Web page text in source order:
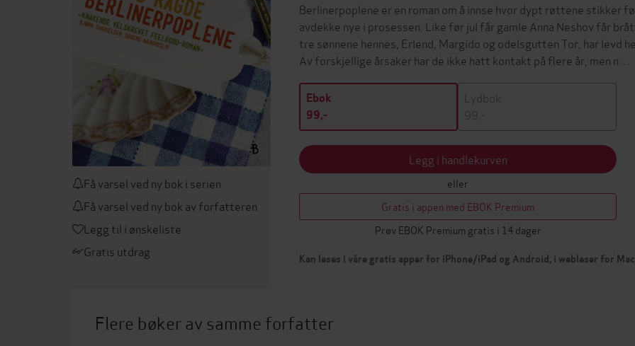
Få varsel ved ny bok i serien
Få varsel ved ny bok av forfatteren
Legg til i ønskeliste
Gratis utdrag
Berlinerpoplene er en roman om å innse hvor dypt røttene stikker
avdekke nye i prosessen. Like før jul får gamle Anna Neshov får
tre sønnene hennes, Erlend, Margido og odelsgutten Tor, har levd
Av forskjellige årsaker har de ikke hatt kontakt på flere år, men n…
Ebok
99,-
Lydbok
99,-
Legg i handlekurven
eller
Gratis i appen med EBOK Premium
Prøv EBOK Premium gratis i 14 dager
Kan leses i våre gratis apper for iPhone/iPad og Android, i webleser for
Flere bøker av samme forfatter